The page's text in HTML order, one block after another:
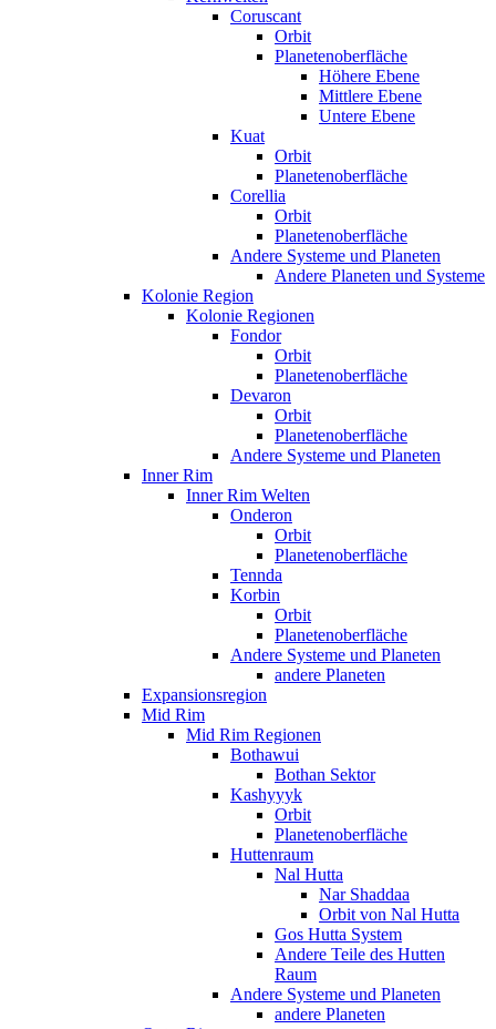
Coruscant
Orbit
Planetenoberfläche
Höhere Ebene
Mittlere Ebene
Untere Ebene
Kuat
Orbit
Planetenoberfläche
Corellia
Orbit
Planetenoberfläche
Andere Systeme und Planeten
Andere Planeten und Systeme
Kolonie Region
Kolonie Regionen
Fondor
Orbit
Planetenoberfläche
Devaron
Orbit
Planetenoberfläche
Andere Systeme und Planeten
Inner Rim
Inner Rim Welten
Onderon
Orbit
Planetenoberfläche
Tennda
Korbin
Orbit
Planetenoberfläche
Andere Systeme und Planeten
andere Planeten
Expansionsregion
Mid Rim
Mid Rim Regionen
Bothawui
Bothan Sektor
Kashyyyk
Orbit
Planetenoberfläche
Huttenraum
Nal Hutta
Nar Shaddaa
Orbit von Nal Hutta
Gos Hutta System
Andere Teile des Hutten
Raum
Andere Systeme und Planeten
andere Planeten